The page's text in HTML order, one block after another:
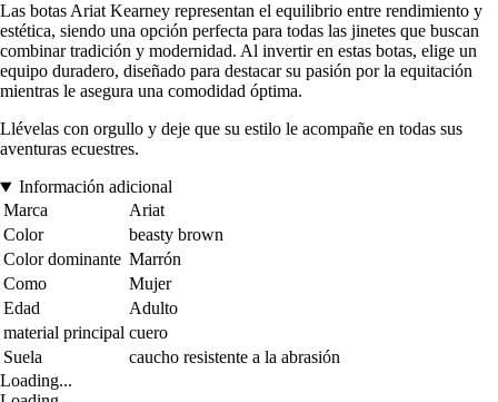
Las botas Ariat Kearney representan el equilibrio entre rendimiento y
estética, siendo una opción perfecta para todas las jinetes que buscan
combinar tradición y modernidad. Al invertir en estas botas, elige un
equipo duradero, diseñado para destacar su pasión por la equitación
mientras le asegura una comodidad óptima.
Llévelas con orgullo y deje que su estilo le acompañe en todas sus
aventuras ecuestres.
Información adicional
Marca
Ariat
Color
beasty brown
Color dominante Marrón
Como
Mujer
Edad
Adulto
material principal cuero
Suela
caucho resistente a la abrasión
Loading...